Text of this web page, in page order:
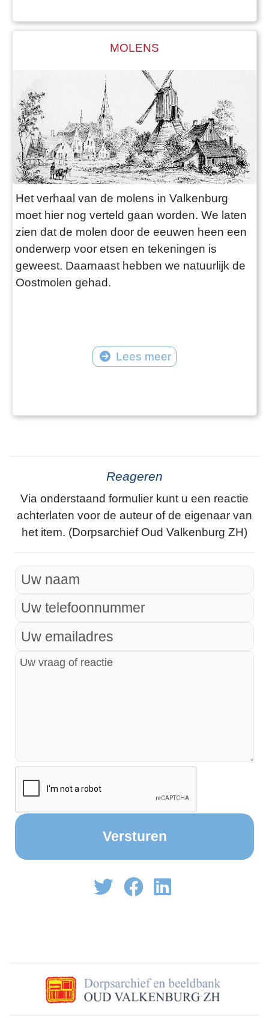
MOLENS
Het verhaal van de molens in Valkenburg
moet hier nog verteld gaan worden. We laten
zien dat de molen door de eeuwen heen een
onderwerp voor etsen en tekeningen is
geweest. Daarnaast hebben we natuurlijk de
Oostmolen gehad.
Lees meer
Reageren
Via onderstaand formulier kunt u een reactie
achterlaten voor de auteur of de eigenaar van
het item. (Dorpsarchief Oud Valkenburg ZH)